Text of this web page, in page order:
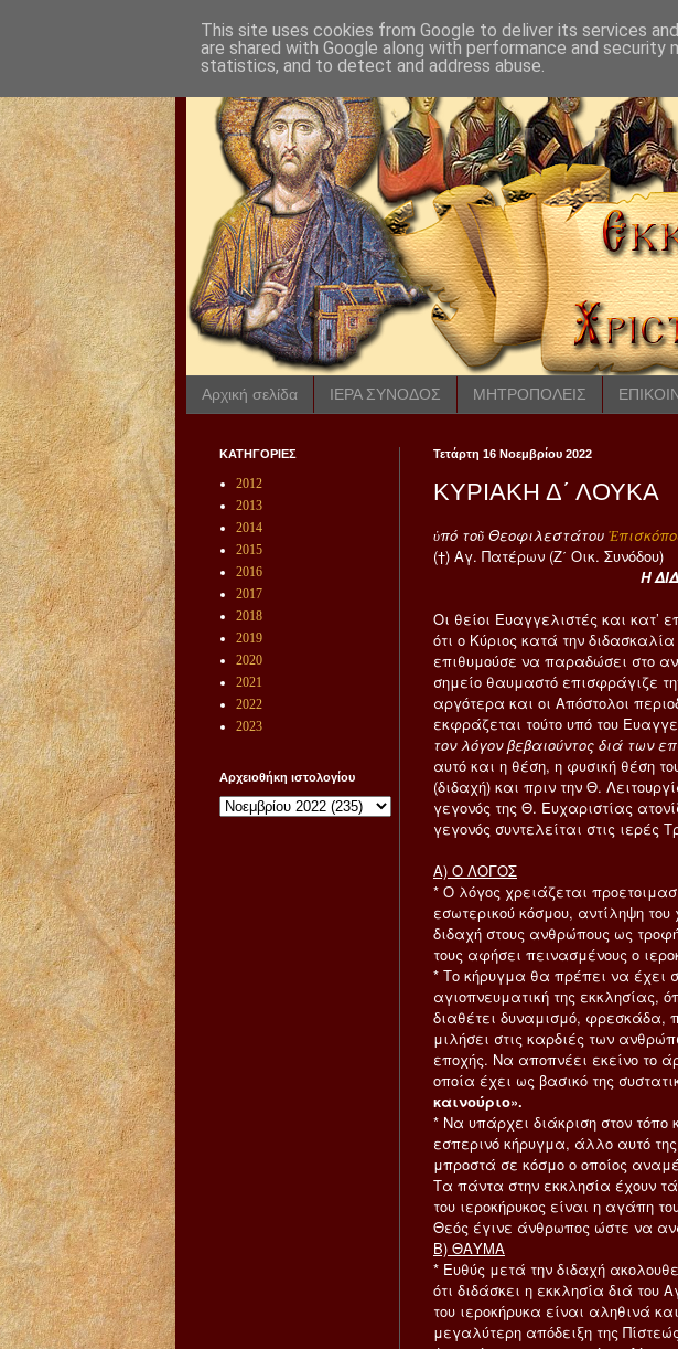
Αρχική σελίδα ΙΕΡΑ ΣΥΝΟΔΟΣ ΜΗΤΡΟΠΟΛΕΙΣ
Τετάρτη 16 Νοεμβρίου 2022
ΚΥΡΙΑΚΗ Δ΄ ΛΟΥΚΑ
ὑπό τοῦ Θεοφιλεστάτου
(†) Αγ. Πατέρων (Ζ΄ Οικ. Συνόδου)
Η
Οι θείοι Ευαγγελιστές και κατ’
ότι ο Κύριος κατά την
επιθυμούσε να παραδώσει στο
σημείο θαυμαστό επισφράγιζε
αργότερα και οι Απόστολοι
εκφράζεται τούτο υπό του
τον λόγον βεβαιούντος διά των
αυτό και η θέση, η φυσική θέση
(διδαχή) και πριν την Θ.
γεγονός της Θ. Ευχαριστίας
γεγονός συντελείται στις ιερές
Α) Ο ΛΟΓΟΣ
* Ο λόγος χρειάζεται
εσωτερικού κόσμου, αντίληψη
διδαχή στους ανθρώπους ως
τους αφήσει πεινασμένους ο
* Το κήρυγμα θα πρέπει να έχει
αγιοπνευματική της εκκλησίας,
διαθέτει δυναμισμό, φρεσκάδα,
μιλήσει στις καρδιές των
εποχής. Να αποπνέει εκείνο το
οποία έχει ως βασικό της
καινούριο».
* Να υπάρχει διάκριση στον τόπο
εσπερινό κήρυγμα, άλλο αυτό
μπροστά σε κόσμο ο οποίος
Τα πάντα στην εκκλησία έχουν
του ιεροκήρυκος είναι η αγάπη
Θεός έγινε άνθρωπος ώστε να
Β) ΘΑΥΜΑ
* Ευθύς μετά την διδαχή
ότι διδάσκει η εκκλησία διά του
του ιεροκήρυκα είναι αληθινά
μεγαλύτερη απόδειξη της
ΚΑΤΗΓΟΡΙΕΣ
2012
2013
2014
2015
2016
2017
2018
2019
2020
2021
2022
2023
Αρχειοθήκη ιστολογίου
This site uses cookies from Google to deliver its services
are shared with Google along with performance and
statistics, and to detect and address abuse.